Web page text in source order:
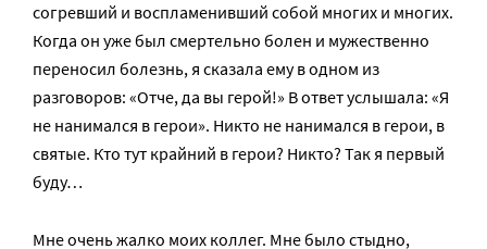
согревший и воспламенивший собой многих и многих.
Когда он уже был смертельно болен и мужественно
переносил болезнь, я сказала ему в одном из
разговоров: «Отче, да вы герой!» В ответ услышала: «Я
не нанимался в герои». Никто не нанимался в герои, в
святые. Кто тут крайний в герои? Никто? Так я первый
буду…
Мне очень жалко моих коллег. Мне было стыдно,